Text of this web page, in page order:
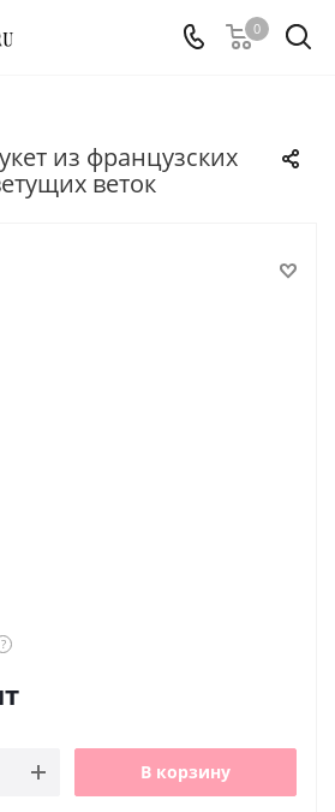
0
из французских
веток
?
В корзину